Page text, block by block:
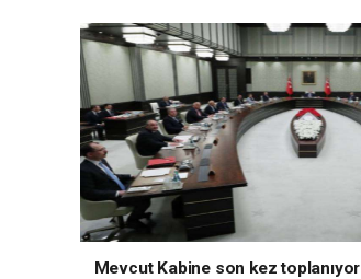
Mevcut Kabine son kez toplanıyor